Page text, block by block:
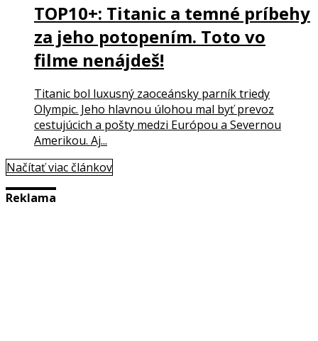
TOP10+: Titanic a temné príbehy
za jeho potopením. Toto vo
filme nenájdeš!
Titanic bol luxusný zaoceánsky parník triedy
Olympic. Jeho hlavnou úlohou mal byť prevoz
cestujúcich a pošty medzi Európou a Severnou
Amerikou. Aj...
Načítať viac článkov
Reklama